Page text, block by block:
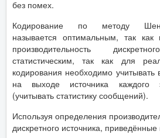
без помех.
Кодирование по методу
называется оптимальным, так
производительность
статистическим, так как для
кодирования необходимо учитывать
на выходе источника каждого
(учитывать статистику сообщений).
Используя определения
дискретного источника,